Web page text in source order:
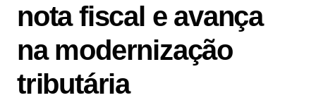
nota fiscal e avança
na modernização
tributária